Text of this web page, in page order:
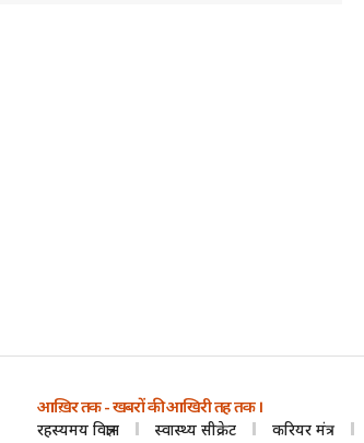
आख़िर तक - खबरों की आखिरी तह तक ।
रहस्यमय विज्ञान स्वास्थ्य सीक्रेट करियर मंत्र